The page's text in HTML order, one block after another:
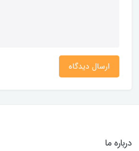
ارسال دیدگاه
درباره ما